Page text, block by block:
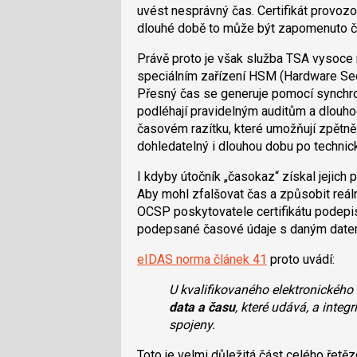
uvést nesprávný čas. Certifikát
dlouhé době to může být zapomenuto
Právě proto je však služba TSA
speciálním zařízení HSM (Hardware
Přesný čas se generuje pomocí
podléhají pravidelným auditům a
časovém razítku, které umožňují
dohledatelný i dlouhou dobu po
I kdyby útočník „časokaz“ získal
Aby mohl zfalšovat čas a způsobit
OCSP poskytovatele certifikátu
podepsané časové údaje s daným
eIDAS norma článek 41 proto uvádí:
U kvalifikovaného
data a času, které udává, a
spojeny.